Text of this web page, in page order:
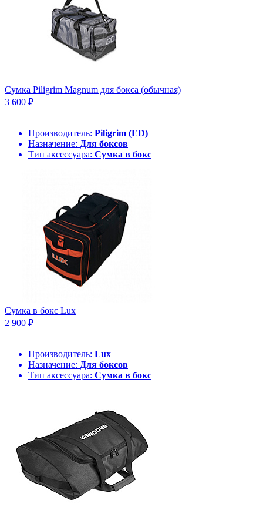
Сумка Piligrim Magnum для бокса (обычная)
3 600 ₽
Производитель: Piligrim (ED)
Назначение: Для боксов
Тип аксессуара: Сумка в бокс
Сумка в бокс Lux
2 900 ₽
Производитель: Lux
Назначение: Для боксов
Тип аксессуара: Сумка в бокс